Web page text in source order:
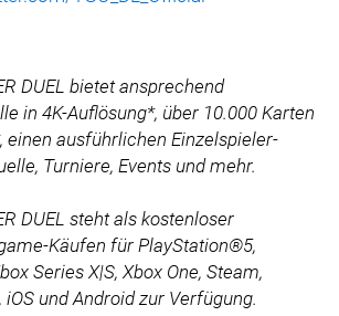
DUEL bietet ansprechend
in 4K-Auflösung*, über 10.000 Karten
ausführlichen Einzelspieler-
Turniere, Events und mehr.
DUEL steht als kostenloser
Käufen für PlayStation®5,
Series X|S, Xbox One, Steam,
und Android zur Verfügung.